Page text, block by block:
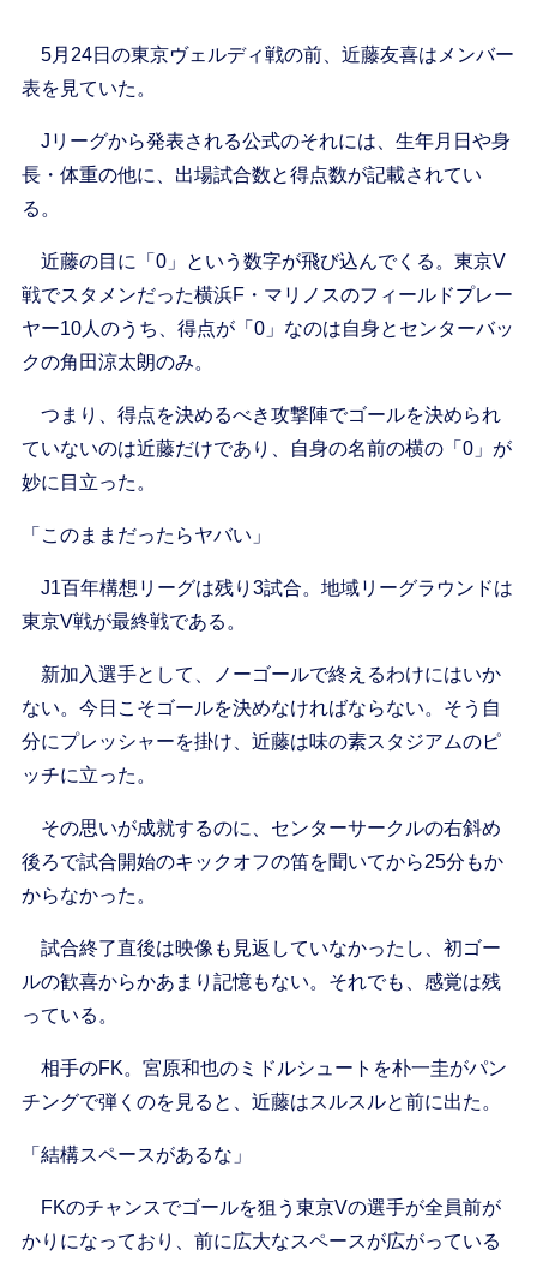
5月24日の東京ヴェルディ戦の前、近藤友喜はメンバー
表を見ていた。
Jリーグから発表される公式のそれには、生年月日や身
長・体重の他に、出場試合数と得点数が記載されてい
る。
近藤の目に「0」という数字が飛び込んでくる。東京V
戦でスタメンだった横浜F・マリノスのフィールドプレー
ヤー10人のうち、得点が「0」なのは自身とセンターバッ
クの角田涼太朗のみ。
つまり、得点を決めるべき攻撃陣でゴールを決められ
ていないのは近藤だけであり、自身の名前の横の「0」が
妙に目立った。
「このままだったらヤバい」
J1百年構想リーグは残り3試合。地域リーグラウンドは
東京V戦が最終戦である。
新加入選手として、ノーゴールで終えるわけにはいか
ない。今日こそゴールを決めなければならない。そう自
分にプレッシャーを掛け、近藤は味の素スタジアムのピ
ッチに立った。
その思いが成就するのに、センターサークルの右斜め
後ろで試合開始のキックオフの笛を聞いてから25分もか
からなかった。
試合終了直後は映像も見返していなかったし、初ゴー
ルの歓喜からかあまり記憶もない。それでも、感覚は残
っている。
相手のFK。宮原和也のミドルシュートを朴一圭がパン
チングで弾くのを見ると、近藤はスルスルと前に出た。
「結構スペースがあるな」
FKのチャンスでゴールを狙う東京Vの選手が全員前が
かりになっており、前に広大なスペースが広がっている